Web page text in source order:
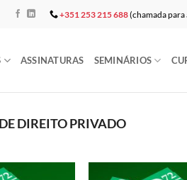
+351 253 215 688(chamada para
ASSINATURAS SEMINÁRIOS
DIREITO PRIVADO